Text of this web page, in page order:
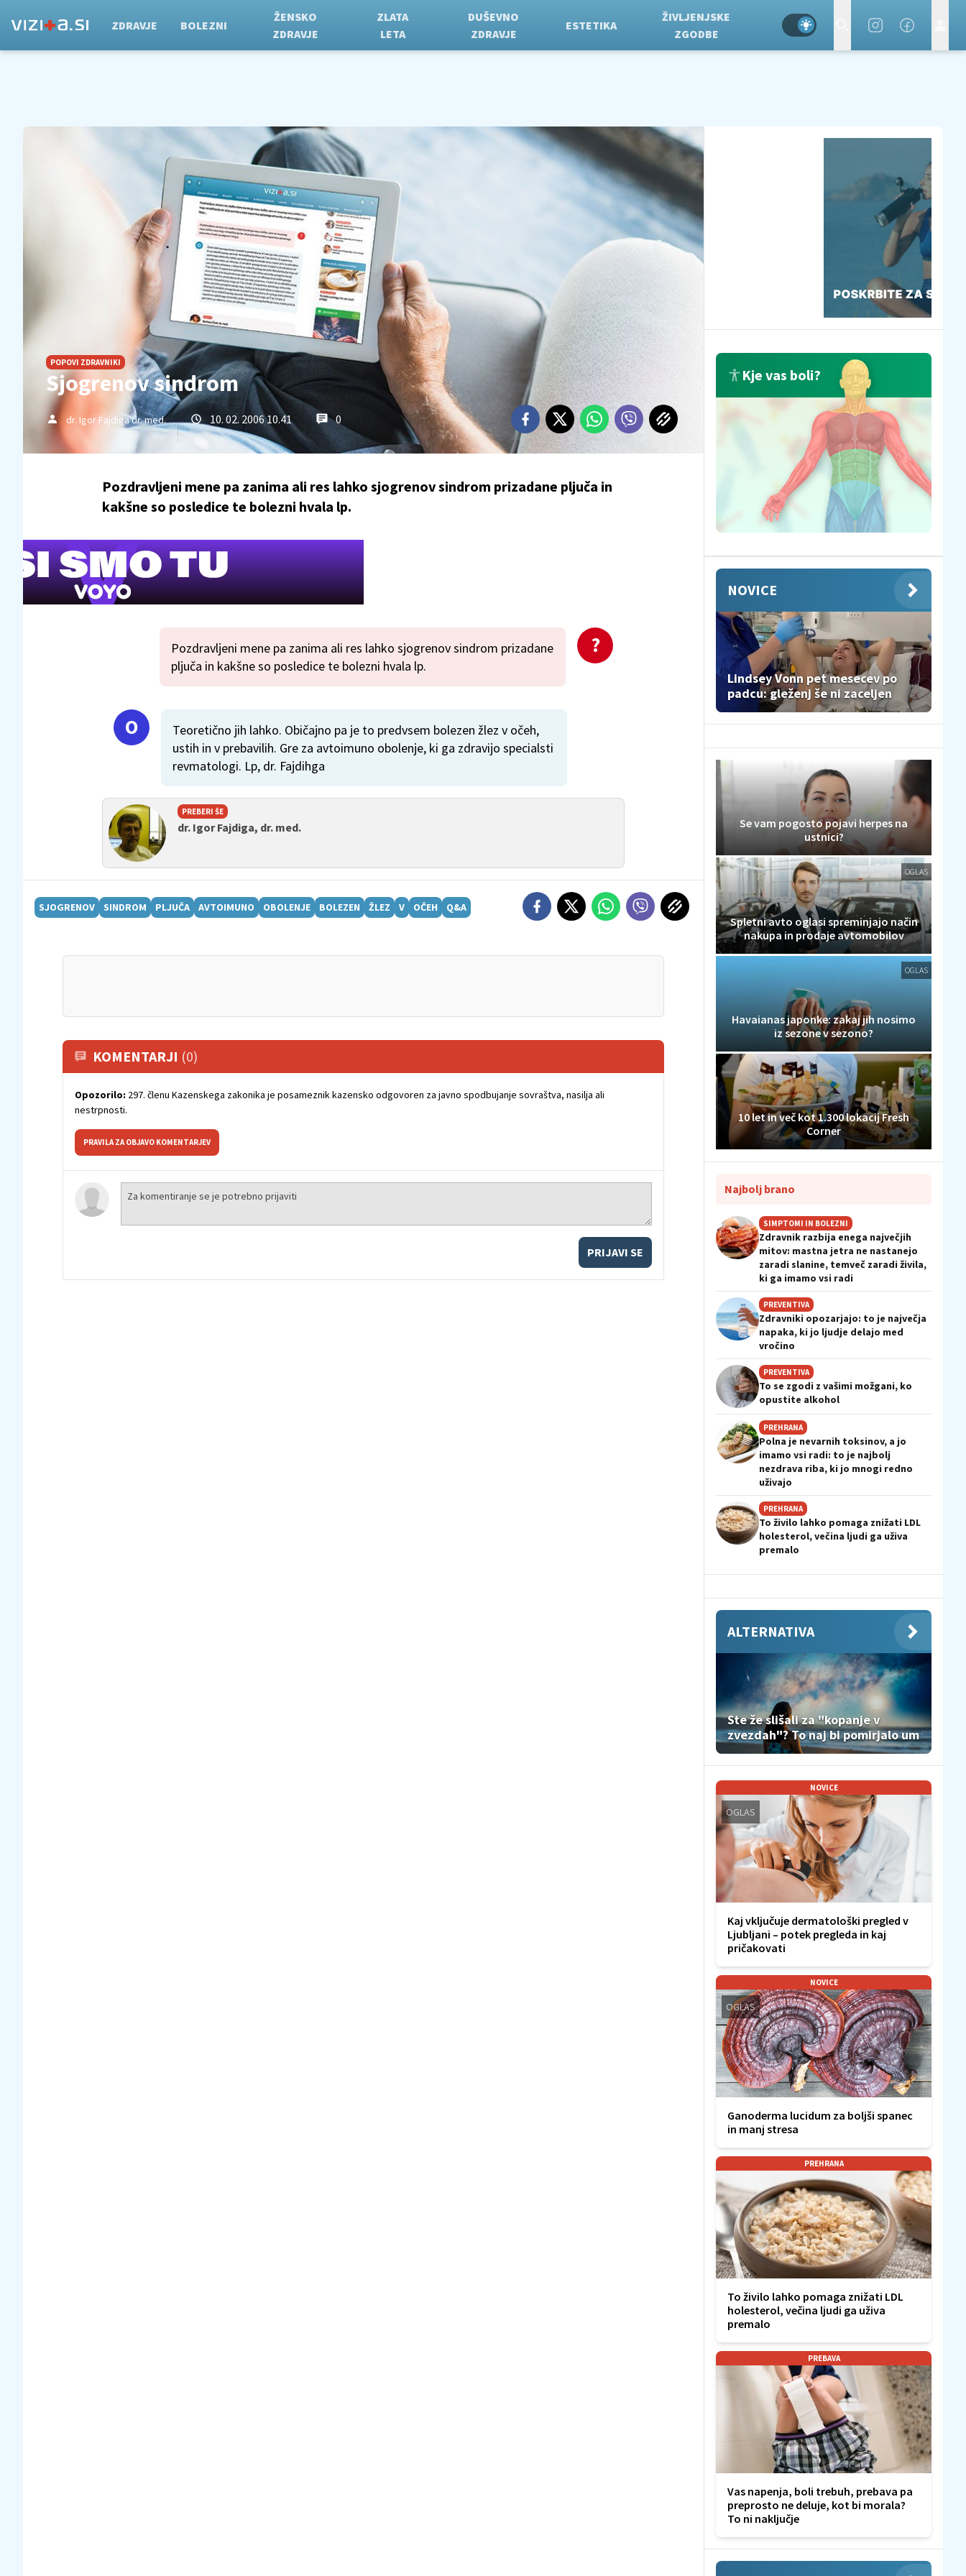
ZDRAVJE BOLEZNI
ŽENSKO
ZDRAVJE
ZLATA
LETA
DUŠEVNO
ZDRAVJE
ESTETIKA
ŽIVLJENJSKE
ZGODBE
POPOVI ZDRAVNIKI
Sjogrenov sindrom
dr. Igor Fajdiga dr. med. 10. 02. 2006 10.41 0
Pozdravljeni mene pa zanima ali res lahko sjogrenov sindrom prizadane pljuča in
kakšne so posledice te bolezni hvala lp.
Pozdravljeni mene pa zanima ali res lahko sjogrenov sindrom prizadane
pljuča in kakšne so posledice te bolezni hvala lp.
Teoretično jih lahko. Običajno pa je to predvsem bolezen žlez v očeh,
ustih in v prebavilih. Gre za avtoimuno obolenje, ki ga zdravijo specialsti
revmatologi. Lp, dr. Fajdihga
PREBERI ŠE
dr. Igor Fajdiga, dr. med.
SJOGRENOV SINDROM PLJUČA AVTOIMUNO OBOLENJE BOLEZEN ŽLEZ V OČEH Q&A
KOMENTARJI (0)
Opozorilo: 297. členu Kazenskega zakonika je posameznik kazensko odgovoren za javno spodbujanje sovraštva, nasilja ali
nestrpnosti.
PRAVILA ZA OBJAVO KOMENTARJEV
PRIJAVI SE
Kje vas boli?
NOVICE
Lindsey Vonn pet mesecev po
padcu: gleženj še ni zaceljen
Se vam pogosto pojavi herpes na
ustnici?
OGLAS
Spletni avto oglasi spreminjajo način
nakupa in prodaje avtomobilov
OGLAS
Havaianas japonke: zakaj jih nosimo
iz sezone v sezono?
10 let in več kot 1.300 lokacij Fresh
Corner
Najbolj brano
SIMPTOMI IN BOLEZNI
Zdravnik razbija enega največjih
mitov: mastna jetra ne nastanejo
zaradi slanine, temveč zaradi živila,
ki ga imamo vsi radi
PREVENTIVA
Zdravniki opozarjajo: to je največja
napaka, ki jo ljudje delajo med
vročino
PREVENTIVA
To se zgodi z vašimi možgani, ko
opustite alkohol
PREHRANA
Polna je nevarnih toksinov, a jo
imamo vsi radi: to je najbolj
nezdrava riba, ki jo mnogi redno
uživajo
PREHRANA
To živilo lahko pomaga znižati LDL
holesterol, večina ljudi ga uživa
premalo
ALTERNATIVA
Ste že slišali za "kopanje v
zvezdah"? To naj bi pomirjalo um
NOVICE
OGLAS
Kaj vključuje dermatološki pregled v
Ljubljani – potek pregleda in kaj
pričakovati
NOVICE
OGLAS
Ganoderma lucidum za boljši spanec
in manj stresa
PREHRANA
To živilo lahko pomaga znižati LDL
holesterol, večina ljudi ga uživa
premalo
PREBAVA
Vas napenja, boli trebuh, prebava pa
preprosto ne deluje, kot bi morala?
To ni naključje